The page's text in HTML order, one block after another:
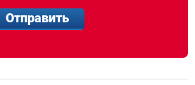
Отправить